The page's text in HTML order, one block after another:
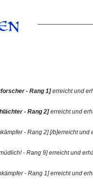
- Rang 1]erreicht und
- Rang 2]erreicht und
- Rang 2] [/b]erreicht
- Rang 9] erreicht und
- Rang 1] erreicht und